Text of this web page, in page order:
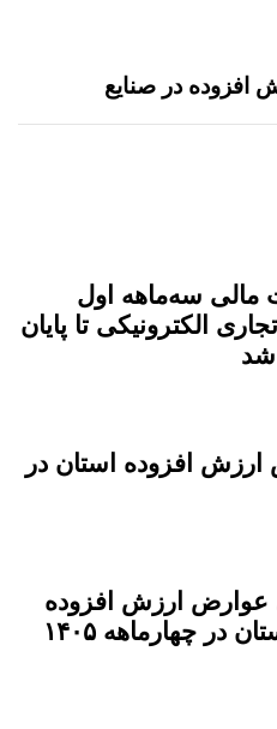
ل
ی
ه
مالی سه‌ماهه اول
الکترونیکی تا پایان
ارزش افزوده استان در
عوارض ارزش افزوده
در چهارماهه ۱۴۰۵